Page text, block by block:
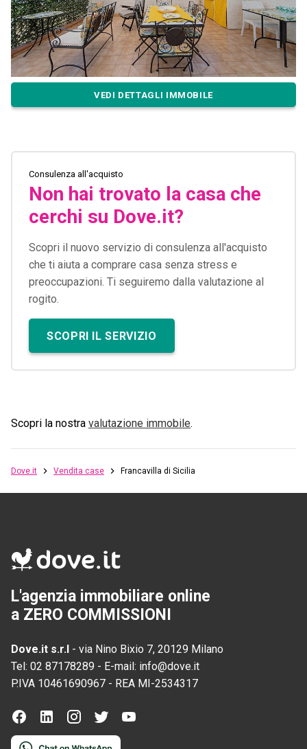
VEDI DETTAGLI IMMOBILE
Consulenza all'acquisto
Non hai trovato la casa che
cerchi su Dove.it?
Scopri il nuovo servizio di consulenza all'acquisto
che ti aiuta a comprare casa senza stress e
preoccupazioni. Ti seguiremo dalla valutazione al
rogito.
SCOPRI IL SERVIZIO
Scopri la nostra valutazione immobile.
Dove.it Vendita case Francavilla di Sicilia
L'agenzia immobiliare online
a ZERO COMMISSIONI
Dove.it s.r.l - via Nino Bixio 7, 20129 Milano
Tel: 02 87178289 - E-mail: info@dove.it
P.IVA 10461690967 - REA MI-2534317